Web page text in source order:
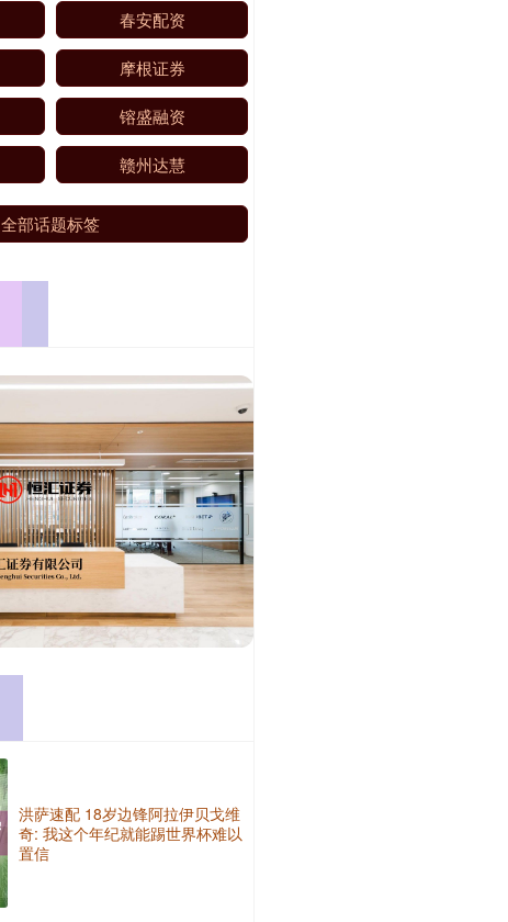
春安配资
摩根证券
镕盛融资
赣州达慧
全部话题标签
洪萨速配 18岁边锋阿拉伊贝戈维
奇: 我这个年纪就能踢世界杯难以
置信